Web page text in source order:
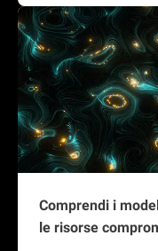
Comprendi i
le risorse